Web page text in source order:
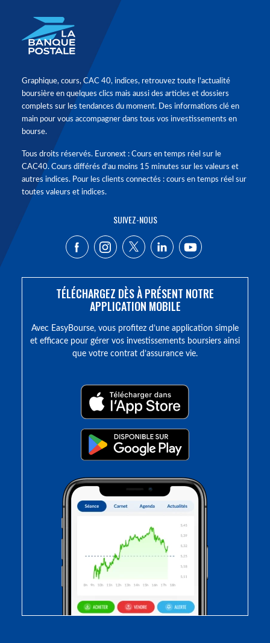
Graphique, cours, CAC 40, indices, retrouvez toute l'actualité
boursière en quelques clics mais aussi des articles et dossiers
complets sur les tendances du moment. Des informations clé en
main pour vous accompagner dans tous vos investissements en
bourse.
Tous droits réservés. Euronext : Cours en temps réel sur le
CAC40. Cours différés d'au moins 15 minutes sur les valeurs et
autres indices. Pour les clients connectés : cours en temps réel sur
toutes valeurs et indices.
SUIVEZ-NOUS
TÉLÉCHARGEZ DÈS À PRÉSENT NOTRE
APPLICATION MOBILE
Avec EasyBourse, vous profitez d’une application simple
et efficace pour gérer vos investissements boursiers ainsi
que votre contrat d’assurance vie.